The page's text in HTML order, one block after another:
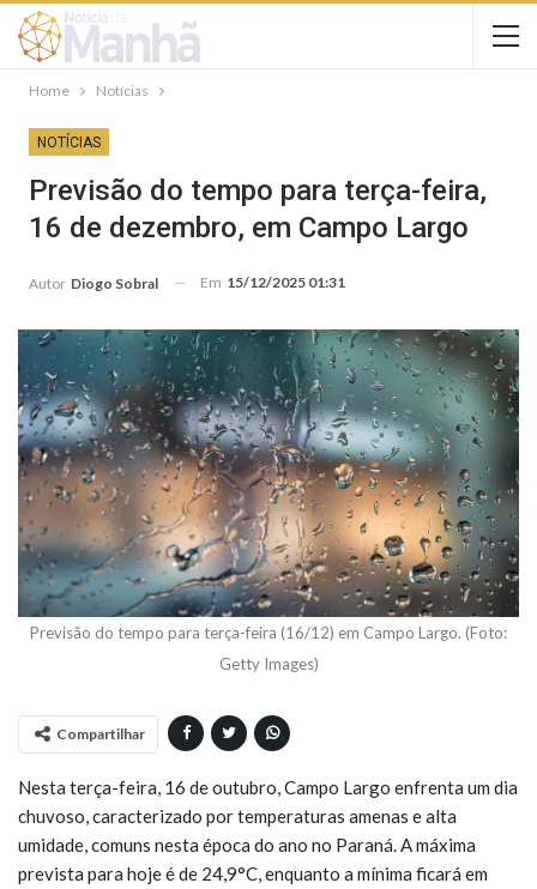
Home Notícias
NOTÍCIAS
Previsão do tempo para terça-feira,
16 de dezembro, em Campo Largo
Autor Diogo Sobral Em 15/12/2025 01:31
Previsão do tempo para terça-feira (16/12) em Campo Largo. (Foto:
Getty Images)
Compartilhar
Nesta terça-feira, 16 de outubro, Campo Largo enfrenta um dia
chuvoso, caracterizado por temperaturas amenas e alta
umidade, comuns nesta época do ano no Paraná. A máxima
prevista para hoje é de 24,9°C, enquanto a mínima ficará em